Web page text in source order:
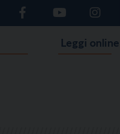
Leggi online